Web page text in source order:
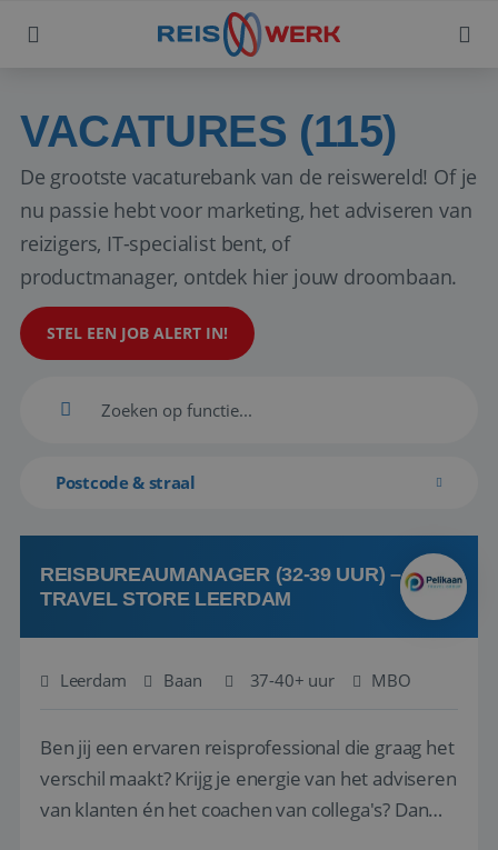
VACATURES (115)
De grootste vacaturebank van de reiswereld! Of je
nu passie hebt voor marketing, het adviseren van
reizigers, IT-specialist bent, of
productmanager, ontdek hier jouw droombaan.
STEL EEN JOB ALERT IN!
Postcode & straal
REISBUREAUMANAGER (32-39 UUR) –
TRAVEL STORE LEERDAM
Leerdam Baan 37-40+ uur MBO
Ben jij een ervaren reisprofessional die graag het
verschil maakt? Krijg je energie van het adviseren
van klanten én het coachen van collega's? Dan